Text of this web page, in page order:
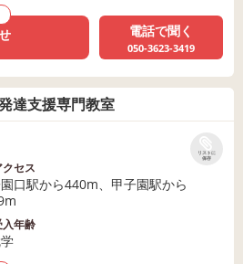
電話で聞く
050-3623-3419
達支援専門教室
リストに
保存
クセス
口駅から440m、甲子園駅から
入年齢